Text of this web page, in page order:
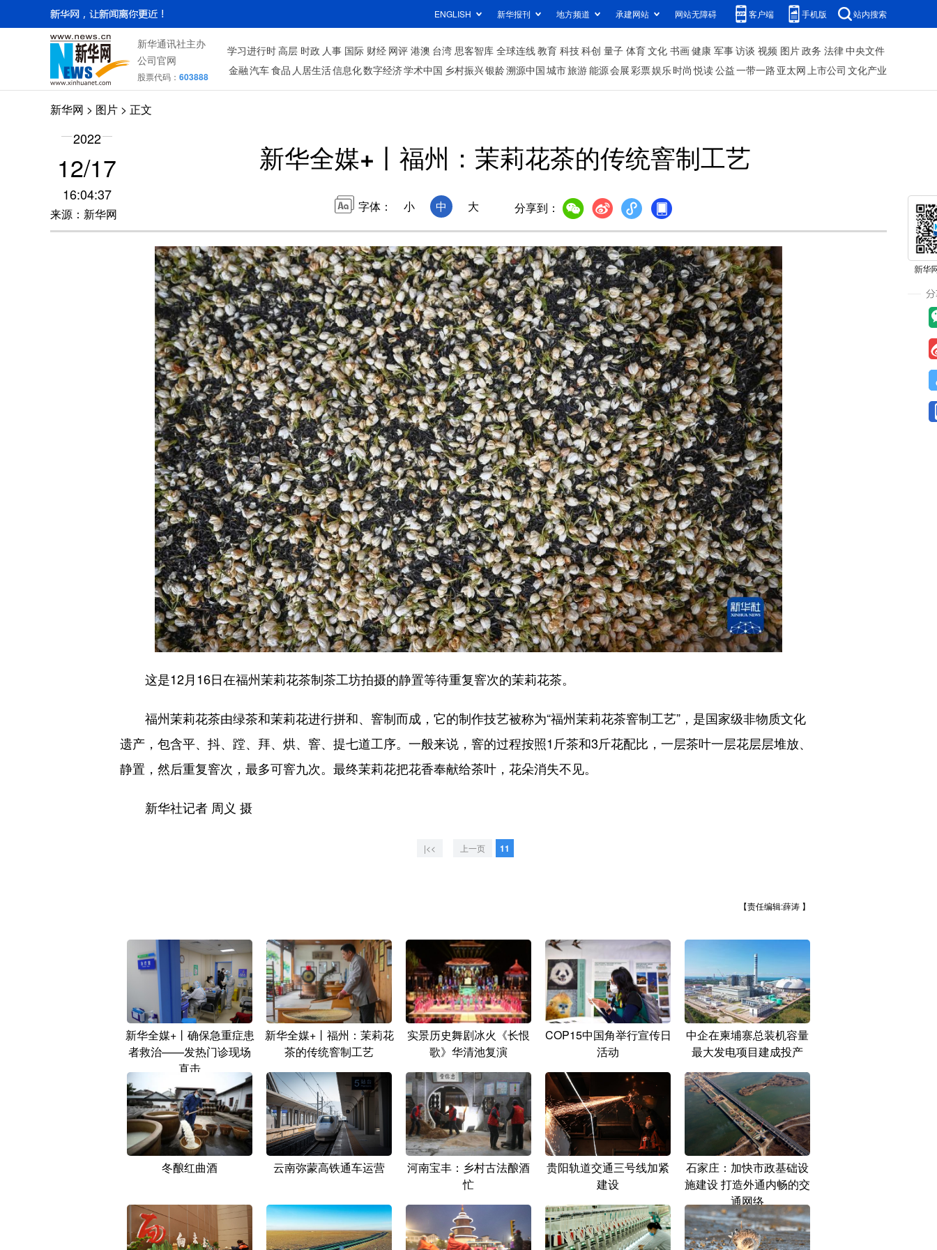
ENGLISH 新华报刊 地方频道 承建网站 网站无障碍 客户端 手机版 站内搜索
新华通讯社主办
公司官网
股票代码： 603888
学习进行时高层 时政 人事 国际 财经 网评 港澳 台湾 思客智库 全球连线教育 科技科创 量子 体育文化 书画健康 军事访谈 视频 图片政务 法律中央文件
金融汽车食品 人居生活信息化数字经济学术中国 乡村振兴银龄溯源中国城市旅游能源会展彩票娱乐时尚 悦读公益一带一路 亚太网上市公司 文化产业
新华网 > 图片 > 正文
2022
12/17
16:04:37
来源：新华网
新华全媒+丨福州：茉莉花茶的传统窨制工艺
字体： 小 中 大 分享到：
这是12月16日在福州茉莉花茶制茶工坊拍摄的静置等待重复窨次的茉莉花茶。
福州茉莉花茶由绿茶和茉莉花进行拼和、窨制而成，它的制作技艺被称为“福州茉莉花茶窨制工艺”，是国家级非物质文化
遗产，包含平、抖、蹚、拜、烘、窨、提七道工序。一般来说，窨的过程按照1斤茶和3斤花配比，一层茶叶一层花层层堆放、
静置，然后重复窨次，最多可窨九次。最终茉莉花把花香奉献给茶叶，花朵消失不见。
新华社记者 周义 摄
|<< 上一页 11
【责任编辑:薛涛 】
新华全媒+丨确保急重症患
者救治——发热门诊现场
直击
新华全媒+丨福州：茉莉花
茶的传统窨制工艺
实景历史舞剧冰火《长恨
歌》华清池复演
COP15中国角举行宣传日
活动
中企在柬埔寨总装机容量
最大发电项目建成投产
冬酿红曲酒 云南弥蒙高铁通车运营
河南宝丰：乡村古法酿酒
忙
贵阳轨道交通三号线加紧
建设
石家庄：加快市政基础设
施建设 打造外通内畅的交
通网络